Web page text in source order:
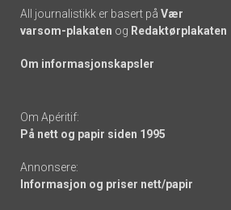
All journalistikk er basert på Vær
varsom-plakaten og Redaktørplakaten
Om informasjonskapsler
Om Apéritif:
På nett og papir siden 1995
Annonsere:
Informasjon og priser nett/papir